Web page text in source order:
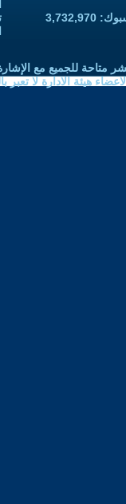
متاحة للجميع مع
هيئة الادارة لا